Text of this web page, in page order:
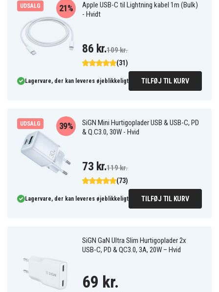
UDSALG
Apple USB-C til Lightning kabel 1m (Bulk)
- Hvidt
(31)
21%
86 kr.109 kr.
Lagervare, der kan leveres øjeblikkeligt TILFØJ TIL KURV
UDSALG
SiGN Mini Hurtigoplader USB & USB-C, PD
& Q.C3.0, 30W - Hvid
(73)
39%
73 kr.119 kr.
Lagervare, der kan leveres øjeblikkeligt TILFØJ TIL KURV
SiGN GaN Ultra Slim Hurtigoplader 2x
USB-C, PD & QC3.0, 3A, 20W – Hvid
69 kr.